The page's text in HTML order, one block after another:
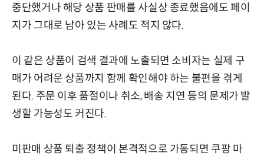
중단했거나 해당 상품 판매를 사실상 종료했음에도 페이
지가 그대로 남아 있는 사례도 적지 않다.
이 같은 상품이 검색 결과에 노출되면 소비자는 실제 구
매가 어려운 상품까지 함께 확인해야 하는 불편을 겪게
된다. 주문 이후 품절이나 취소, 배송 지연 등의 문제가 발
생할 가능성도 커진다.
미판매 상품 퇴출 정책이 본격적으로 가동되면 쿠팡 마